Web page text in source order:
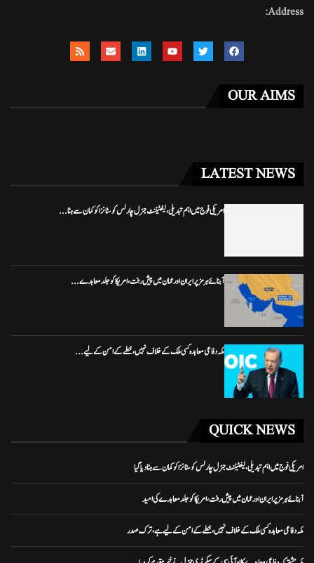
Address:
OUR AIMS
LATEST NEWS
امریکی فوج میں اہم تبدیلی، لیفٹیننٹ جنرل چارلس کوسٹانزا کو کمان سے ہٹا...
آبنائے ہرمز پر ایران اور عمان میں پیش رفت، امریکا کو جلد معاہدے...
مکہ دفاعی معاہدہ کسی ملک کے خلاف نہیں، خطے کے امن کے لیے...
QUICK NEWS
امریکی فوج میں اہم تبدیلی، لیفٹیننٹ جنرل چارلس کوسٹانزا کو کمان سے ہٹا دیا گیا
آبنائے ہرمز پر ایران اور عمان میں پیش رفت، امریکا کو جلد معاہدے کی امید
مکہ دفاعی معاہدہ کسی ملک کے خلاف نہیں، خطے کے امن کے لیے ہے، ترک صدر